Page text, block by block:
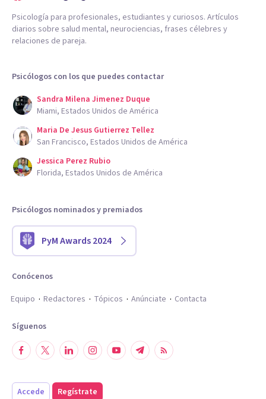
Psicología para profesionales, estudiantes y curiosos. Artículos
diarios sobre salud mental, neurociencias, frases célebres y
relaciones de pareja.
Psicólogos con los que puedes contactar
Sandra Milena Jimenez Duque
Miami, Estados Unidos de América
Maria De Jesus Gutierrez Tellez
San Francisco, Estados Unidos de América
Jessica Perez Rubio
Florida, Estados Unidos de América
Psicólogos nominados y premiados
PyM Awards 2024
Conócenos
Equipo
Redactores Tópicos Anúnciate Contacta
Síguenos
Accede Regístrate